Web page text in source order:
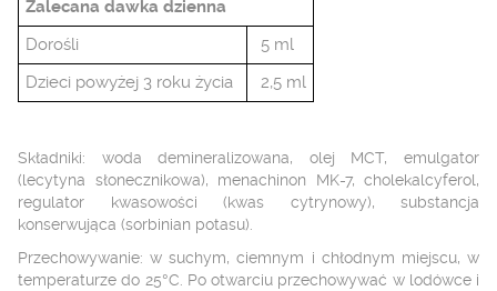
Zalecana dawka dzienna
Dorośli
5 ml
Dzieci powyżej 3 roku życia
2,5 ml
Składniki: woda demineralizowana, olej MCT, emulgator
(lecytyna słonecznikowa), menachinon MK-7, cholekalcyferol,
regulator kwasowości (kwas cytrynowy), substancja
konserwująca (sorbinian potasu).
Przechowywanie: w suchym, ciemnym i chłodnym miejscu, w
temperaturze do 25°C. Po otwarciu przechowywać w lodówce i